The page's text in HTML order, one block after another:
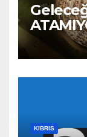
KIBRIS